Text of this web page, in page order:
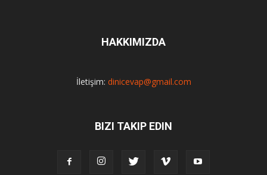
HAKKIMIZDA
İletişim: dinicevap@gmail.com
BIZI TAKIP EDIN